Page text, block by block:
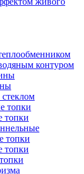
контуром
топки
топки
топки
топки